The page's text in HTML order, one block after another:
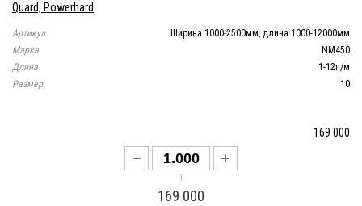
Quard, Powerhard
Артикул
Ширина 1000-2500мм, длина 1000-12000мм
Марка
NM450
Длина
1-12п/м
Размер
10
169 000
т
169 000